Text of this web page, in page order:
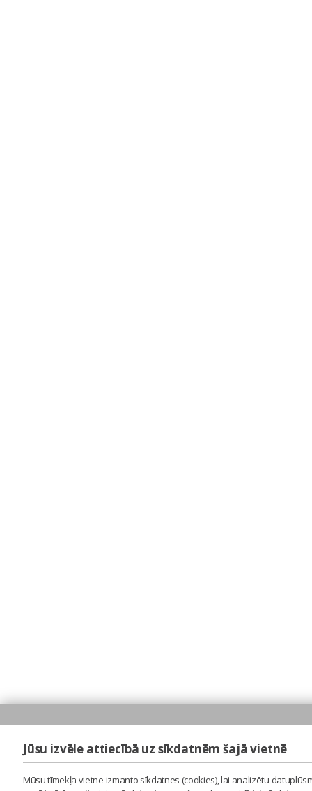
Jūsu izvēle attiecībā uz sīkdatnēm šajā vietnē
Mūsu tīmekļa vietne izmanto sīkdatnes (cookies), lai analizētu